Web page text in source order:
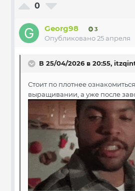
0
Georg98 3
Опубликовано25 апреля
В 25/04/2026 в 20:55,
Стоит по плотнее
выращивании, а уже после